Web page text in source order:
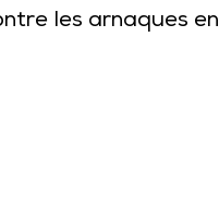
les arnaques en